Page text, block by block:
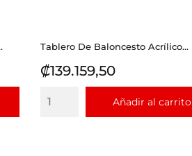
Tablero De Baloncesto Acrílico...
Precio
₡139.159,50
Añadir al carrito